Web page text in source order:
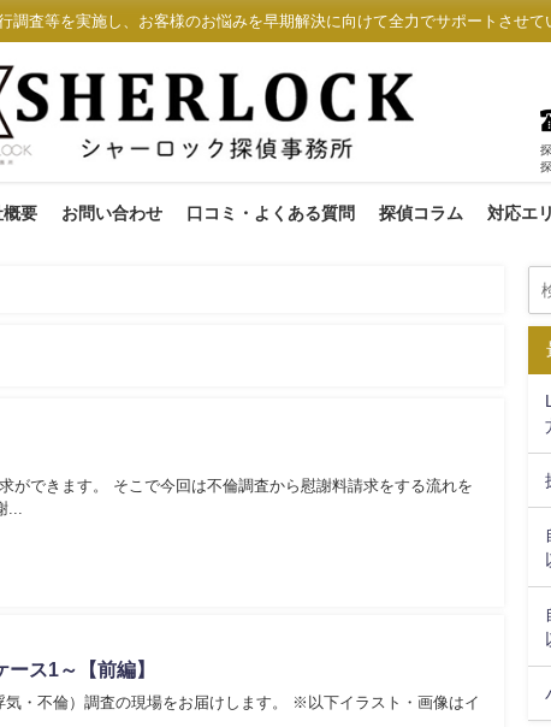
調査等を実施し、お客様のお悩みを早期解決に向けて全力でサポートさせて
概要 お問い合わせ 口コミ・よくある質問 探偵コラム 対応エ
ができます。 そこで今回は不倫調査から慰謝料請求をする流れを
さい。 慰謝...
ス1～【前編】